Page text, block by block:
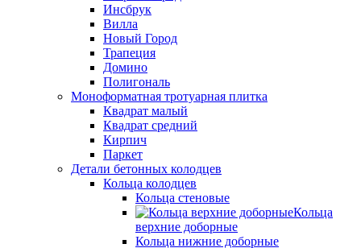
Инсбрук
Вилла
Новый Город
Трапеция
Домино
Полигональ
Моноформатная тротуарная плитка
Квадрат малый
Квадрат средний
Кирпич
Паркет
Детали бетонных колодцев
Кольца колодцев
Кольца стеновые
Кольца
верхние доборные
Кольца нижние доборные